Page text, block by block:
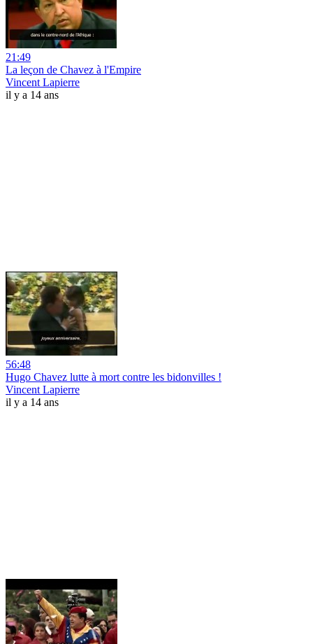
21:49
La leçon de Chavez à l'Empire
Vincent Lapierre
il y a 14 ans
56:48
Hugo Chavez lutte à mort contre les bidonvilles !
Vincent Lapierre
il y a 14 ans